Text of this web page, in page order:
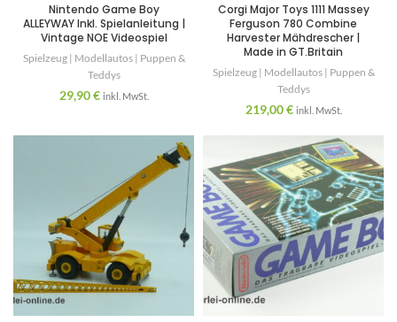
Nintendo Game Boy
ALLEYWAY Inkl. Spielanleitung |
Vintage NOE Videospiel
Spielzeug | Modellautos | Puppen &
Teddys
29,90€ inkl. MwSt.
Corgi Major Toys 1111 Massey
Ferguson 780 Combine
Harvester Mähdrescher |
Made in GT.Britain
Spielzeug | Modellautos | Puppen &
Teddys
219,00€ inkl. MwSt.